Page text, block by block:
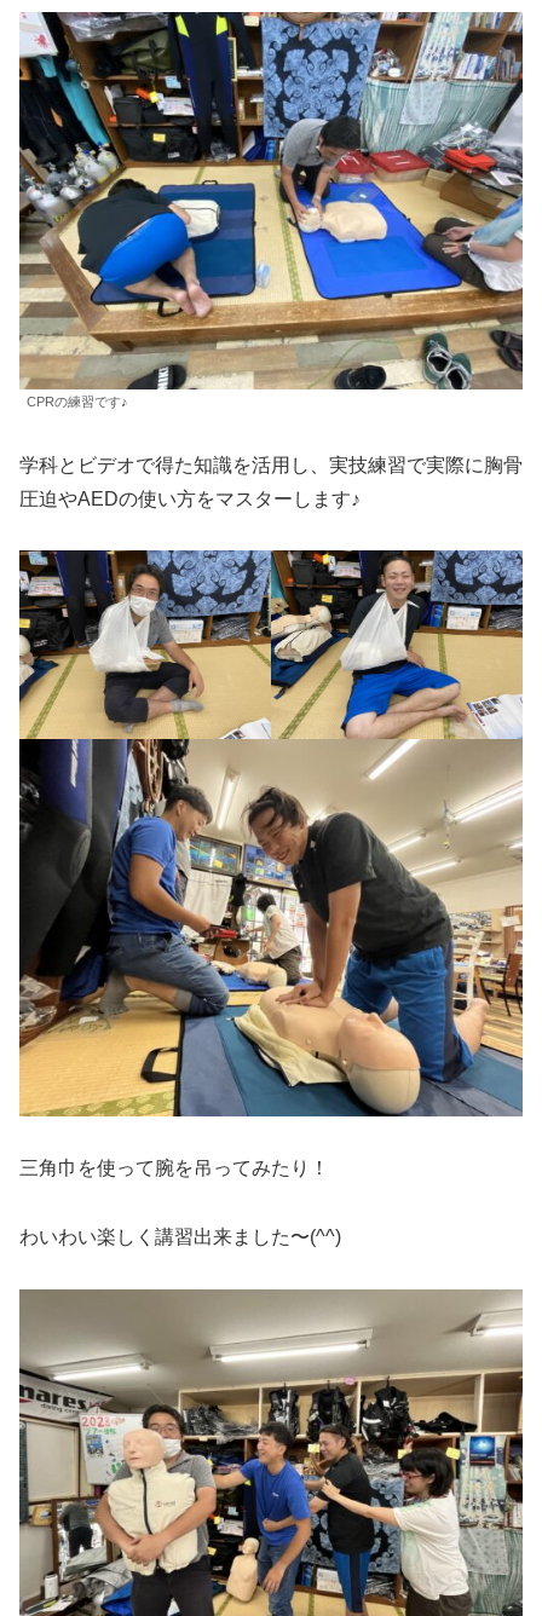
CPRの練習です♪
学科とビデオで得た知識を活用し、実技練習で実際に胸骨
圧迫やAEDの使い方をマスターします♪
三角巾を使って腕を吊ってみたり！
わいわい楽しく講習出来ました〜(^^)